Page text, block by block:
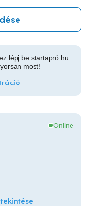
lépj be startapró.hu
most!
Online